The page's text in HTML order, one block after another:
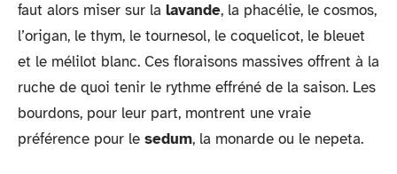
faut alors miser sur la lavande, la phacélie, le cosmos,
l’origan, le thym, le tournesol, le coquelicot, le bleuet
et le mélilot blanc. Ces floraisons massives offrent à la
ruche de quoi tenir le rythme effréné de la saison. Les
bourdons, pour leur part, montrent une vraie
préférence pour le sedum, la monarde ou le nepeta.